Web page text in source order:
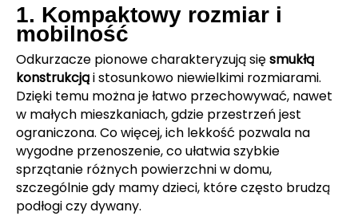
1. Kompaktowy rozmiar i
mobilność
Odkurzacze pionowe charakteryzują sięsmukłą
konstrukcjąi stosunkowo niewielkimi rozmiarami.
Dzięki temu można je łatwo przechowywać, nawet
w małych mieszkaniach, gdzie przestrzeń jest
ograniczona. Co więcej, ich lekkość pozwala na
wygodne przenoszenie, co ułatwia szybkie
sprzątanie różnych powierzchni w domu,
szczególnie gdy mamy dzieci, które często brudzą
podłogi czy dywany.